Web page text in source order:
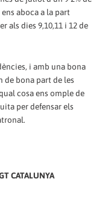
aboca a la part
als dies 9,10,11 i 12 de
i amb una bona
de bona part de les
cosa ens omple de
per defensar els
CATALUNYA